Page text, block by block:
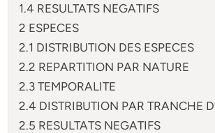
1.4 RESULTATS NEGATIFS
2 ESPECES
2.1 DISTRIBUTION DES ESPECES
2.2 REPARTITION PAR NATURE
2.3 TEMPORALITE
2.4 DISTRIBUTION PAR TRANCHE
2.5 RESULTATS NEGATIFS